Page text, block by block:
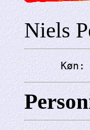
Niels
      Køn: